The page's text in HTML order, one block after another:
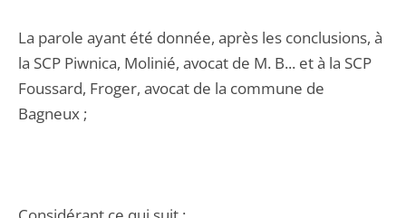
La parole ayant été donnée, après les conclusions, à
la SCP Piwnica, Molinié, avocat de M. B... et à la SCP
Foussard, Froger, avocat de la commune de
Bagneux ;